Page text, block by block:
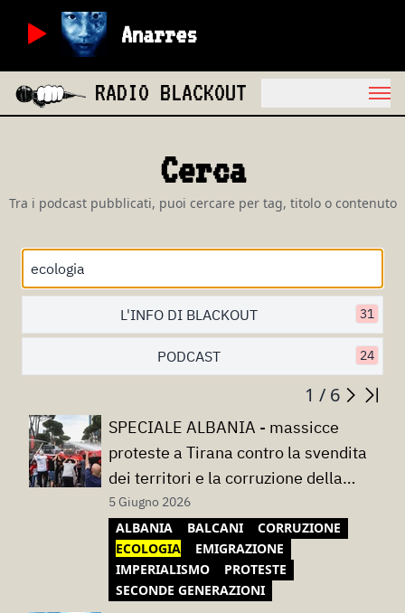
Anarres
RADIO BLACKOUT
Cerca
Tra i podcast pubblicati, puoi cercare per tag, titolo o contenuto
L'INFO DI BLACKOUT 31
PODCAST 24
1 / 6
SPECIALE ALBANIA - massicce
proteste a Tirana contro la svendita
dei territori e la corruzione della
classe politica
5 Giugno 2026
ALBANIA BALCANI
CORRUZIONE
ECOLOGIA
EMIGRAZIONE
IMPERIALISMO
PROTESTE
SECONDE GENERAZIONI